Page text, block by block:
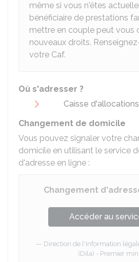
même si vous n'êtes
bénéficiaire de prestations
mettre en couple peut vous
nouveaux droits.
votre Caf.
Où s'adresser ?
Caisse
Changement de domicile
Vous pouvez signaler votre
domicile en utilisant le service
d'adresse en ligne :
Changement
Accéder au
Direction de l'information
(Dila) - Premier